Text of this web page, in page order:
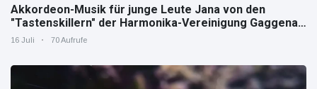
Akkordeon-Musik für junge Leute Jana von den
"Tastenskillern" der Harmonika-Vereinigung Gaggenau
zeigt, wie "jung" das Instrument sein kann.
16 Juli 70 Aufrufe